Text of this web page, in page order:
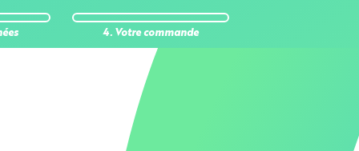
4. Votre commande